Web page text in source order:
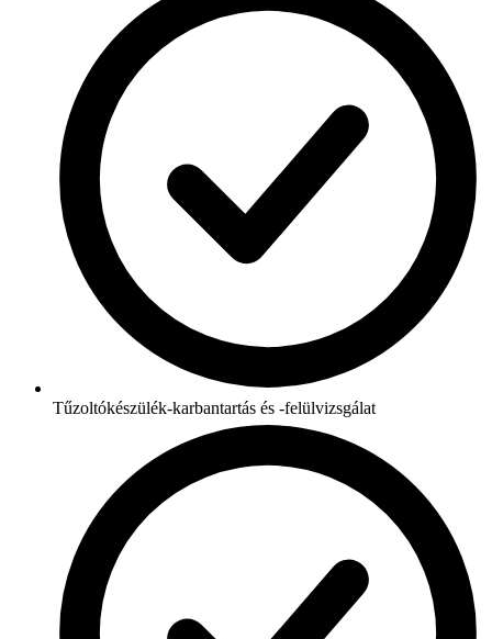
Tűzoltókészülék-karbantartás és -felülvizsgálat